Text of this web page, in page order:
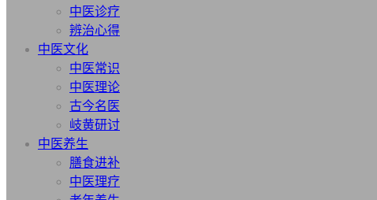
中医诊疗
辨治心得
中医文化
中医常识
中医理论
古今名医
岐黄研讨
中医养生
膳食进补
中医理疗